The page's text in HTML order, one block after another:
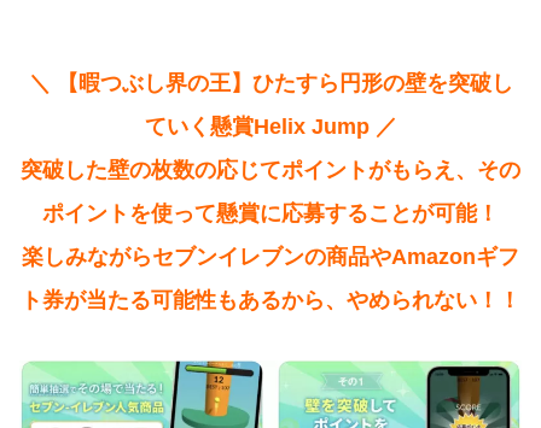
＼ 【暇つぶし界の王】ひたすら円形の壁を突破し
ていく懸賞Helix Jump ／
突破した壁の枚数の応じてポイントがもらえ、その
ポイントを使って懸賞に応募することが可能！
楽しみながらセブンイレブンの商品やAmazonギフ
ト券が当たる可能性もあるから、やめられない！！